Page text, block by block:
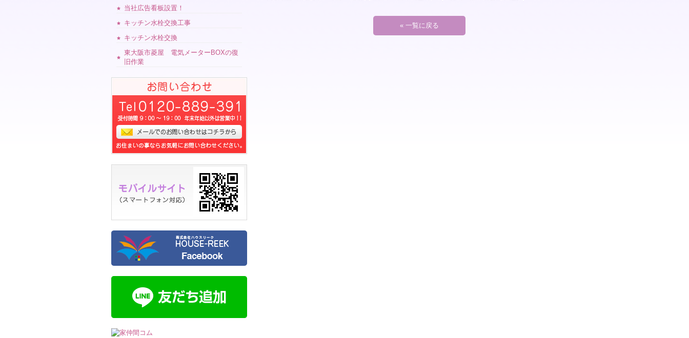
« 一覧に戻る
当社広告看板設置！
キッチン水栓交換工事
キッチン水栓交換
東大阪市菱屋 電気メーターBOXの復
旧作業